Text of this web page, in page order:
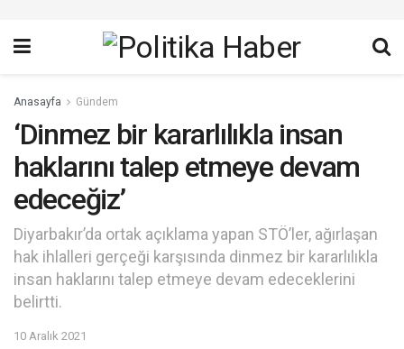
Anasayfa Gündem
‘Dinmez bir kararlılıkla insan
haklarını talep etmeye devam
edeceğiz’
Diyarbakır’da ortak açıklama yapan STÖ’ler, ağırlaşan
hak ihlalleri gerçeği karşısında dinmez bir kararlılıkla
insan haklarını talep etmeye devam edeceklerini
belirtti.
10 Aralık 2021